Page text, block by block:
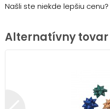
Našli ste niekde lepšiu cenu?
Alternatívny tovar